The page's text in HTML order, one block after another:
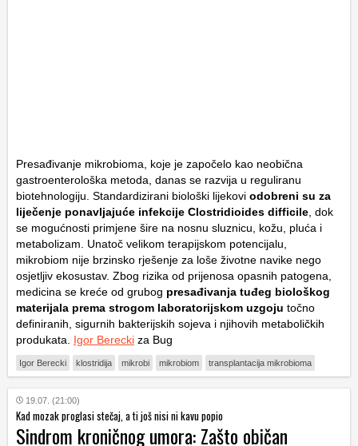
Presađivanje mikrobioma, koje je započelo kao neobična
gastroenterološka metoda, danas se razvija u reguliranu
biotehnologiju. Standardizirani biološki lijekovi odobreni su za
liječenje ponavljajuće infekcije Clostridioides difficile , dok
se mogućnosti primjene šire na nosnu sluznicu, kožu, pluća i
metabolizam. Unatoč velikom terapijskom potencijalu,
mikrobiom nije brzinsko rješenje za loše životne navike nego
osjetljiv ekosustav. Zbog rizika od prijenosa opasnih patogena,
medicina se kreće od grubog presađivanja tuđeg biološkog
materijala prema strogom laboratorijskom uzgoju točno
definiranih, sigurnih bakterijskih sojeva i njihovih metaboličkih
produkata. Igor Berecki za Bug
Igor Berecki klostridija mikrobi mikrobiom transplantacija mikrobioma
19.07. (21:00)
Kad mozak proglasi stečaj, a ti još nisi ni kavu popio
Sindrom kroničnog umora: Zašto običan